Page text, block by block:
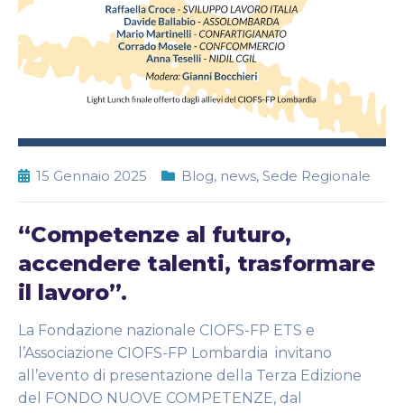
15 Gennaio 2025 Blog, news, Sede Regionale
“Competenze al futuro,
accendere talenti, trasformare
il lavoro”.
La Fondazione nazionale CIOFS-FP ETS e
l’Associazione CIOFS-FP Lombardia invitano
all’evento di presentazione della Terza Edizione
del FONDO NUOVE COMPETENZE, dal